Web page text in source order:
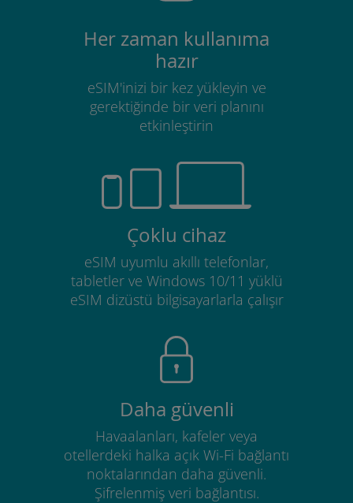
Her zaman kullanıma
hazır
eSIM'inizi bir kez yükleyin ve
gerektiğinde bir veri planını
etkinleştirin
Çoklu cihaz
eSIM uyumlu akıllı telefonlar,
tabletler ve Windows 10/11 yüklü
eSIM dizüstü bilgisayarlarla çalışır
Daha güvenli
Havaalanları, kafeler veya
otellerdeki halka açık Wi-Fi bağlantı
noktalarından daha güvenli.
Şifrelenmiş veri bağlantısı.